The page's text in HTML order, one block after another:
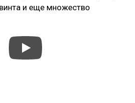
и еще множество